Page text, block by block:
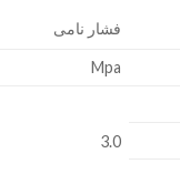
فشار نامی
Mpa
3.0